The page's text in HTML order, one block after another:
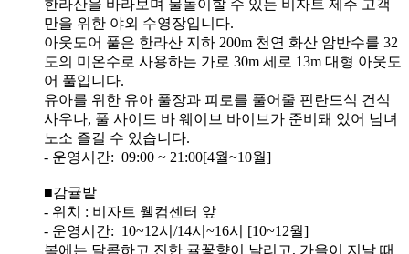
한라산을 바라보며 물놀이할 수 있는 비자트 제주 고객
만을 위한 야외 수영장입니다.
아웃도어 풀은 한라산 지하 200m 천연 화산 암반수를 32
도의 미온수로 사용하는 가로 30m 세로 13m 대형 아웃도
어 풀입니다.
유아를 위한 유아 풀장과 피로를 풀어줄 핀란드식 건식
사우나, 풀 사이드 바 웨이브 바이브가 준비돼 있어 남녀
노소 즐길 수 있습니다.
- 운영시간: 09:00 ~ 21:00[4월~10월]
■감귤밭
- 위치 : 비자트 웰컴센터 앞
- 운영시간: 10~12시/14시~16시 [10~12월]
봄에는 달콤하고 진한 귤꽃향이 날리고, 가을이 지날 때